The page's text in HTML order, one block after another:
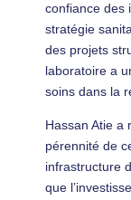
confiance des
stratégie
des projets
laboratoire a
soins dans la
Hassan Atie a
pérennité de
infrastructure
que